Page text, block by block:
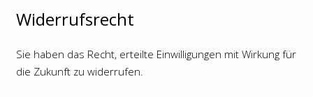
Widerrufsrecht
Sie haben das Recht, erteilte Einwilligungen mit Wirkung für
die Zukunft zu widerrufen.